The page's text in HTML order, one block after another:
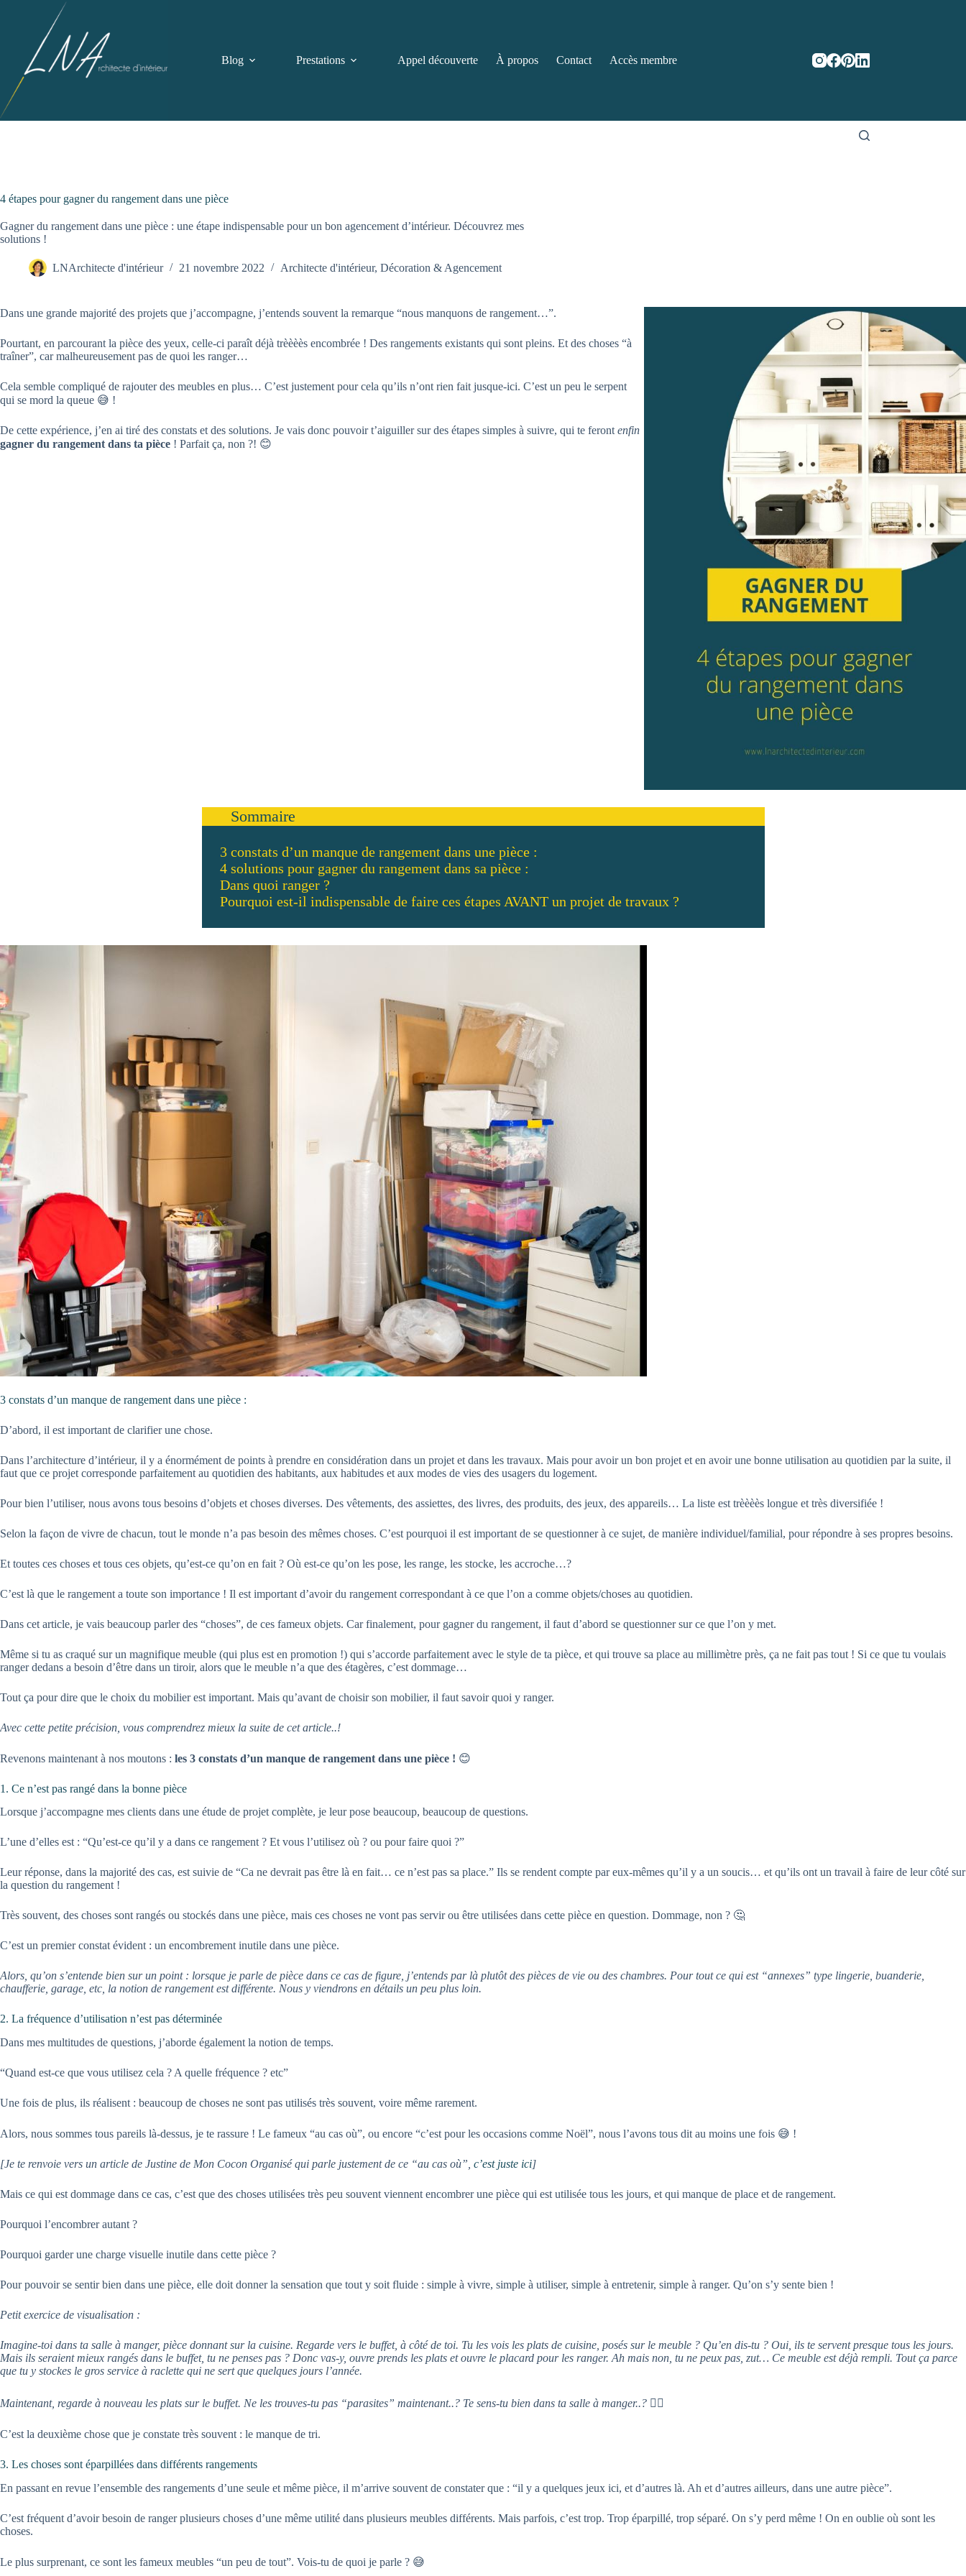
Blog Prestations Appel découverte À propos Contact Accès membre
4 étapes pour gagner du rangement dans une pièce
Gagner du rangement dans une pièce : une étape indispensable pour un bon agencement d’intérieur. Découvrez mes
solutions !
LNArchitecte d'intérieur 21 novembre 2022 Architecte d'intérieur, Décoration & Agencement
Dans une grande majorité des projets que j’accompagne, j’entends souvent la remarque “nous manquons de rangement…”.
Pourtant, en parcourant la pièce des yeux, celle-ci paraît déjà trèèèès encombrée ! Des rangements existants qui sont pleins. Et des choses “à
traîner”, car malheureusement pas de quoi les ranger…
Cela semble compliqué de rajouter des meubles en plus… C’est justement pour cela qu’ils n’ont rien fait jusque-ici. C’est un peu le serpent
qui se mord la queue 😅 !
De cette expérience, j’en ai tiré des constats et des solutions. Je vais donc pouvoir t’aiguiller sur des étapes simples à suivre, qui te feront enfin
gagner du rangement dans ta pièce ! Parfait ça, non ?! 😊
Sommaire
3 constats d’un manque de rangement dans une pièce :
4 solutions pour gagner du rangement dans sa pièce :
Dans quoi ranger ?
Pourquoi est-il indispensable de faire ces étapes AVANT un projet de travaux ?
3 constats d’un manque de rangement dans une pièce :
D’abord, il est important de clarifier une chose.
Dans l’architecture d’intérieur, il y a énormément de points à prendre en considération dans un projet et dans les travaux. Mais pour avoir un bon projet et en avoir une bonne utilisation au quotidien par la suite, il
faut que ce projet corresponde parfaitement au quotidien des habitants, aux habitudes et aux modes de vies des usagers du logement.
Pour bien l’utiliser, nous avons tous besoins d’objets et choses diverses. Des vêtements, des assiettes, des livres, des produits, des jeux, des appareils… La liste est trèèèès longue et très diversifiée !
Selon la façon de vivre de chacun, tout le monde n’a pas besoin des mêmes choses. C’est pourquoi il est important de se questionner à ce sujet, de manière individuel/familial, pour répondre à ses propres besoins.
Et toutes ces choses et tous ces objets, qu’est-ce qu’on en fait ? Où est-ce qu’on les pose, les range, les stocke, les accroche…?
C’est là que le rangement a toute son importance ! Il est important d’avoir du rangement correspondant à ce que l’on a comme objets/choses au quotidien.
Dans cet article, je vais beaucoup parler des “choses”, de ces fameux objets. Car finalement, pour gagner du rangement, il faut d’abord se questionner sur ce que l’on y met.
Même si tu as craqué sur un magnifique meuble (qui plus est en promotion !) qui s’accorde parfaitement avec le style de ta pièce, et qui trouve sa place au millimètre près, ça ne fait pas tout ! Si ce que tu voulais
ranger dedans a besoin d’être dans un tiroir, alors que le meuble n’a que des étagères, c’est dommage…
Tout ça pour dire que le choix du mobilier est important. Mais qu’avant de choisir son mobilier, il faut savoir quoi y ranger.
Avec cette petite précision, vous comprendrez mieux la suite de cet article..!
Revenons maintenant à nos moutons : les 3 constats d’un manque de rangement dans une pièce ! 😊
1. Ce n’est pas rangé dans la bonne pièce
Lorsque j’accompagne mes clients dans une étude de projet complète, je leur pose beaucoup, beaucoup de questions.
L’une d’elles est : “Qu’est-ce qu’il y a dans ce rangement ? Et vous l’utilisez où ? ou pour faire quoi ?”
Leur réponse, dans la majorité des cas, est suivie de “Ca ne devrait pas être là en fait… ce n’est pas sa place.” Ils se rendent compte par eux-mêmes qu’il y a un soucis… et qu’ils ont un travail à faire de leur côté sur
la question du rangement !
Très souvent, des choses sont rangés ou stockés dans une pièce, mais ces choses ne vont pas servir ou être utilisées dans cette pièce en question. Dommage, non ? 🤔
C’est un premier constat évident : un encombrement inutile dans une pièce.
Alors, qu’on s’entende bien sur un point : lorsque je parle de pièce dans ce cas de figure, j’entends par là plutôt des pièces de vie ou des chambres. Pour tout ce qui est “annexes” type lingerie, buanderie,
chaufferie, garage, etc, la notion de rangement est différente. Nous y viendrons en détails un peu plus loin.
2. La fréquence d’utilisation n’est pas déterminée
Dans mes multitudes de questions, j’aborde également la notion de temps.
“Quand est-ce que vous utilisez cela ? A quelle fréquence ? etc”
Une fois de plus, ils réalisent : beaucoup de choses ne sont pas utilisés très souvent, voire même rarement.
Alors, nous sommes tous pareils là-dessus, je te rassure ! Le fameux “au cas où”, ou encore “c’est pour les occasions comme Noël”, nous l’avons tous dit au moins une fois 😅 !
[Je te renvoie vers un article de Justine de Mon Cocon Organisé qui parle justement de ce “au cas où”, c’est juste ici]
Mais ce qui est dommage dans ce cas, c’est que des choses utilisées très peu souvent viennent encombrer une pièce qui est utilisée tous les jours, et qui manque de place et de rangement.
Pourquoi l’encombrer autant ?
Pourquoi garder une charge visuelle inutile dans cette pièce ?
Pour pouvoir se sentir bien dans une pièce, elle doit donner la sensation que tout y soit fluide : simple à vivre, simple à utiliser, simple à entretenir, simple à ranger. Qu’on s’y sente bien !
Petit exercice de visualisation :
Imagine-toi dans ta salle à manger, pièce donnant sur la cuisine. Regarde vers le buffet, à côté de toi. Tu les vois les plats de cuisine, posés sur le meuble ? Qu’en dis-tu ? Oui, ils te servent presque tous les jours.
Mais ils seraient mieux rangés dans le buffet, tu ne penses pas ? Donc vas-y, ouvre prends les plats et ouvre le placard pour les ranger. Ah mais non, tu ne peux pas, zut… Ce meuble est déjà rempli. Tout ça parce
que tu y stockes le gros service à raclette qui ne sert que quelques jours l’année.
Maintenant, regarde à nouveau les plats sur le buffet. Ne les trouves-tu pas “parasites” maintenant..? Te sens-tu bien dans ta salle à manger..? 😶‍🌫️
C’est la deuxième chose que je constate très souvent : le manque de tri.
3. Les choses sont éparpillées dans différents rangements
En passant en revue l’ensemble des rangements d’une seule et même pièce, il m’arrive souvent de constater que : “il y a quelques jeux ici, et d’autres là. Ah et d’autres ailleurs, dans une autre pièce”.
C’est fréquent d’avoir besoin de ranger plusieurs choses d’une même utilité dans plusieurs meubles différents. Mais parfois, c’est trop. Trop éparpillé, trop séparé. On s’y perd même ! On en oublie où sont les
choses.
Le plus surprenant, ce sont les fameux meubles “un peu de tout”. Vois-tu de quoi je parle ? 😅